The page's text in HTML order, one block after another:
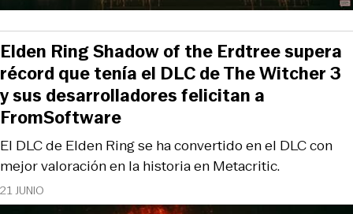
21 JUNIO
El DLC de Elden Ring se ha convertido en el DLC con
mejor valoración en la historia en Metacritic.
Elden Ring Shadow of the Erdtree supera
récord que tenía el DLC de The Witcher 3
y sus desarrolladores felicitan a
FromSoftware